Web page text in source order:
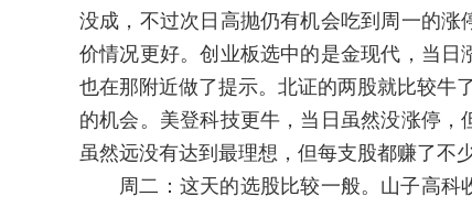
没成，不过次日高抛仍有机会吃到周一的
价情况更好。创业板选中的是金现代，当
也在那附近做了提示。北证的两股就比较牛
的机会。美登科技更牛，当日虽然没涨停
虽然远没有达到最理想，但每支股都赚了不
周二：这天的选股比较一般。山子高科